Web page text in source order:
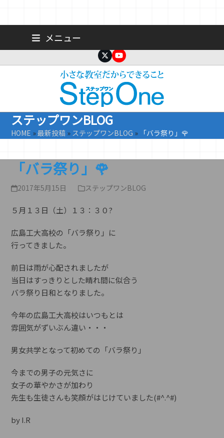
メニュー
TwitterYouTube
ステップワンBLOG
HOME »最新投稿 » ステップワンBLOG » 「バラ祭り」🌹
「バラ祭り」🌹
2017年5月15日 ステップワンBLOG
５月１３日（土）１３：３０?
広島工大高校の「バラ祭り」に
行ってきました。
前日は雨が心配されましたが
当日はすっきりとした晴れ間に似合う
バラ祭り日和となりました。
今年の広島工大高校はいつもとは
雰囲気がずいぶん違い・・・
男女共学となって初めての「バラ祭り」
今までの男子の元気さに
女子の華やかさが加わり
先生も生徒さんも笑顔がはじけていました(#^.^#)
by I.R